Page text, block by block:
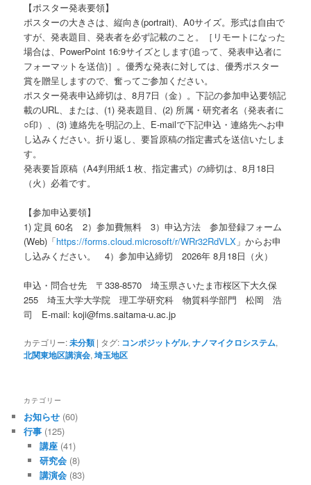
【ポスター発表要領】
ポスターの大きさは、縦向き(portrait)、A0サイズ。形式は自由で
すが、発表題目、発表者を必ず記載のこと。［リモートになった
場合は、PowerPoint 16:9サイズとします(追って、発表申込者に
フォーマットを送信)］。優秀な発表に対しては、優秀ポスター
賞を贈呈しますので、奮ってご参加ください。
ポスター発表申込締切は、8月7日（金）。下記の参加申込要領記
載のURL、または、(1) 発表題目、(2) 所属・研究者名（発表者に
○印）、(3) 連絡先を明記の上、E-mailで下記申込・連絡先へお申
し込みください。折り返し、要旨原稿の指定書式を送信いたしま
す。
発表要旨原稿（A4判用紙１枚、指定書式）の締切は、8月18日
（火）必着です。
【参加申込要領】
1) 定員 60名 2）参加費無料 3）申込方法 参加登録フォーム
(Web)「https://forms.cloud.microsoft/r/WRr32RdVLX 」からお申
し込みください。 4）参加申込締切 2026年 8月18日（火）
申込・問合せ先 〒338-8570 埼玉県さいたま市桜区下大久保
255 埼玉大学大学院 理工学研究科 物質科学部門 松岡 浩
司 E-mail: koji@fms.saitama-u.ac.jp
カテゴリー:未分類 | タグ: コンポジットゲル,ナノマイクロシステム,
北関東地区講演会,埼玉地区
カテゴリー
お知らせ (60)
行事 (125)
講座(41)
研究会(8)
講演会(83)